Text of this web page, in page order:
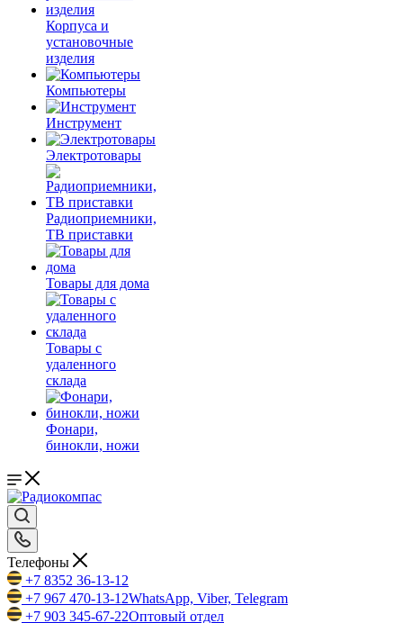
Корпуса и
установочные
изделия
Компьютеры
Инструмент
Электротовары
Радиоприемники,
ТВ приставки
Товары для дома
Товары с
удаленного
склада
Фонари,
бинокли, ножи
Телефоны
+7 8352 36-13-12
+7 967 470-13-12WhatsApp, Viber, Telegram
+7 903 345-67-22Оптовый отдел